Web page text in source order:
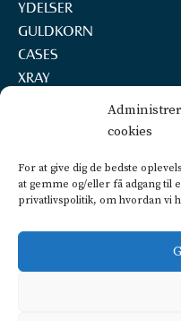
cookies
For at give dig de bedste
at gemme og/eller få adgang til
privatlivspolitik, om hvordan vi
YDELSER
GULDKORN
CASES
XRAY
REKRUTTERING
LAKESIDE A/S
Marselisborg Havnevej 22,
8000 Aarhus C
info@lakeside.dk